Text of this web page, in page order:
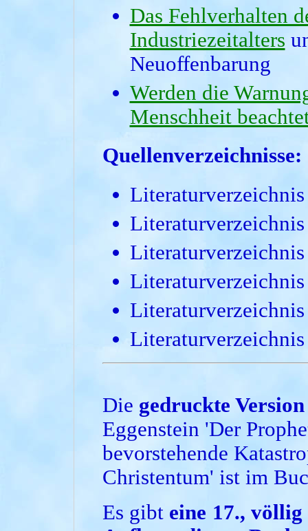
Das Fehlverhalten
Industriezeitalters
Neuoffenbarung
Werden die
Menschheit
Quellenverzeichnisse:
Die gedruckte Version
Eggenstein 'Der
bevorstehende
Christentum' ist im
Es gibt eine 17.,